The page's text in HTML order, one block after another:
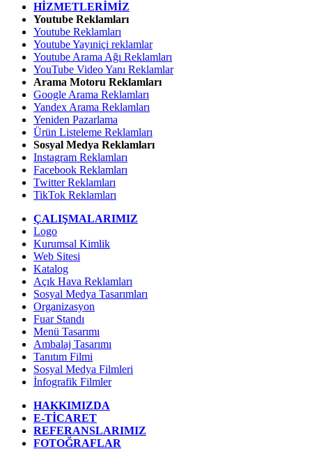
HİZMETLERİMİZ
Youtube Reklamları
Youtube Reklamları
Youtube Yayıniçi reklamlar
Youtube Arama Ağı Reklamları
YouTube Video Yanı Reklamlar
Arama Motoru Reklamları
Google Arama Reklamları
Yandex Arama Reklamları
Yeniden Pazarlama
Ürün Listeleme Reklamları
Sosyal Medya Reklamları
Instagram Reklamları
Facebook Reklamları
Twitter Reklamları
TikTok Reklamları
ÇALIŞMALARIMIZ
Logo
Kurumsal Kimlik
Web Sitesi
Katalog
Açık Hava Reklamları
Sosyal Medya Tasarımları
Organizasyon
Fuar Standı
Menü Tasarımı
Ambalaj Tasarımı
Tanıtım Filmi
Sosyal Medya Filmleri
İnfografik Filmler
HAKKIMIZDA
E-TİCARET
REFERANSLARIMIZ
FOTOĞRAFLAR